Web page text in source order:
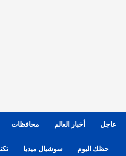
عاجل أخبار العالم محافظات
حظك اليوم سوشيال ميديا